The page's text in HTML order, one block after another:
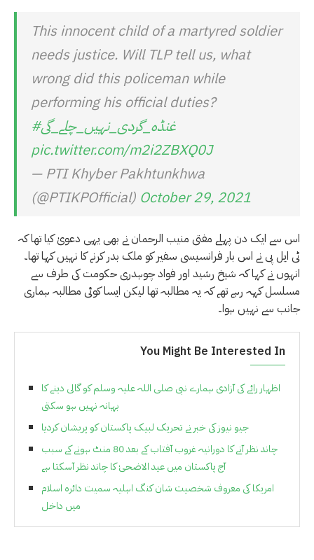
This innocent child of a martyred soldier
needs justice. Will TLP tell us, what
wrong did this policeman while
performing his official duties?
#غنڈہ_گردی_نہیں_چلے_گی
pic.twitter.com/m2i2ZBXQ0J
— PTI Khyber Pakhtunkhwa
(@PTIKPOfficial) October 29, 2021
اس سے ایک دن پہلے مفتی منیب الرحمان نے بھی یہی دعویٰ کیا تھا کہ
ٹی ایل پی نے اس بار فرانسیسی سفیر کو ملک بدر کرنے کا نہیں کہا تھا۔
انہوں نے کہا کہ شیخ رشید اور فواد چوہدری حکومت کی طرف سے
مسلسل کہہ رہے تھے کہ یہ مطالبہ تھا لیکن ایسا کوئی مطالبہ ہماری
جانب سے نہیں ہوا۔
You Might Be Interested In
اظہار رائے کی آزادی ہمارے نبی صلی اللہ علیہ وسلم کو گالی دینے کا
بہانہ نہیں ہو سکتی
جیو نیوز کی خبر نے تحریک لبیک پاکستان کو پریشان کردیا
چاند نظر آنے کا دورانیہ غروب آفتاب کے بعد 80 منٹ ہونے کے سبب
آج پاکستان میں عید الاضحیٰ کا چاند نظر آسکتا ہے
امریکا کی معروف شخصیت شان کنگ اہلیہ سمیت دائرہ اسلام
میں داخل